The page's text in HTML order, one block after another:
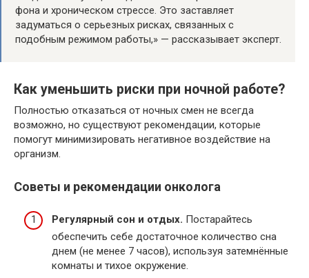
фона и хроническом стрессе. Это заставляет
задуматься о серьезных рисках, связанных с
подобным режимом работы,» — рассказывает эксперт.
Как уменьшить риски при ночной работе?
Полностью отказаться от ночных смен не всегда
возможно, но существуют рекомендации, которые
помогут минимизировать негативное воздействие на
организм.
Советы и рекомендации онколога
Регулярный сон и отдых. Постарайтесь
обеспечить себе достаточное количество сна
днем (не менее 7 часов), используя затемнённые
комнаты и тихое окружение.